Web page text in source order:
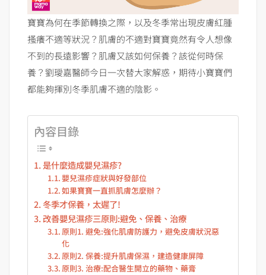
寶寶為何在季節轉換之際，以及冬季常出現皮膚紅腫
搔癢不適等狀況？肌膚的不適對寶寶竟然有令人想像
不到的長遠影響？肌膚又該如何保養？該從何時保
養？劉璦嘉醫師今日一次替大家解惑，期待小寶寶們
都能夠揮別冬季肌膚不適的陰影。
內容目錄
是什麼造成嬰兒濕疹?
嬰兒濕疹症狀與好發部位
如果寶寶一直抓肌膚怎麼辦？
冬季才保養，太遲了!
改善嬰兒濕疹三原則:避免、保養、治療
原則1. 避免:強化肌膚防護力，避免皮膚狀況惡
化
原則2. 保養:提升肌膚保濕，建造健康屏障
原則3. 治療:配合醫生開立的藥物、藥膏